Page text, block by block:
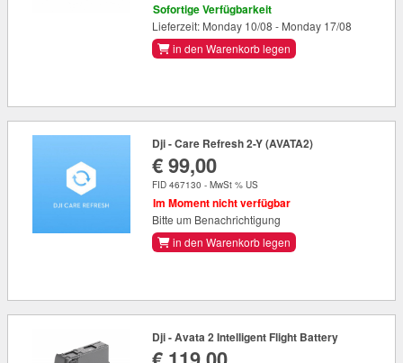
Sofortige Verfügbarkeit
Lieferzeit: Monday 10/08 - Monday 17/08
in den Warenkorb legen
Dji - Care Refresh 2-Y (AVATA2)
€ 99,00
FID 467130 - MwSt % US
Im Moment nicht verfügbar
Bitte um Benachrichtigung
in den Warenkorb legen
Dji - Avata 2 Intelligent Flight Battery